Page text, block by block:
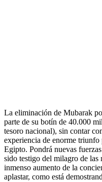
La eliminación de Mubarak
parte de su botín de 40.000
tesoro nacional), sin contar
experiencia de enorme
Egipto. Pondrá nuevas
sido testigo del milagro de
inmenso aumento de la
aplastar, como está